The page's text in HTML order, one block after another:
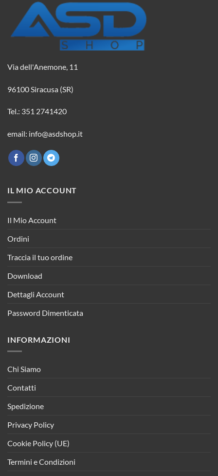
Via dell'Anemone, 11
96100 Siracusa (SR)
Tel.: 351 2741420
email: info@asdshop.it
IL MIO ACCOUNT
Il Mio Account
Ordini
Traccia il tuo ordine
Download
Dettagli Account
Password Dimenticata
INFORMAZIONI
Chi Siamo
Contatti
Spedizione
Privacy Policy
Cookie Policy (UE)
Termini e Condizioni